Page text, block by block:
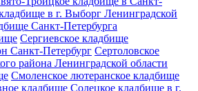
в г. Выборг Ленинградской
Санкт-Петербурга
Сергиевское кладбище
Санкт-Петербург Сертоловское
района Ленинградской области
Смоленское лютеранское кладбище
кладбище Солецкое кладбище в г.